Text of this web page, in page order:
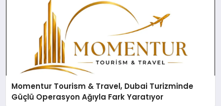
Momentur Tourism & Travel, Dubai Turizminde
Güçlü Operasyon Ağıyla Fark Yaratıyor